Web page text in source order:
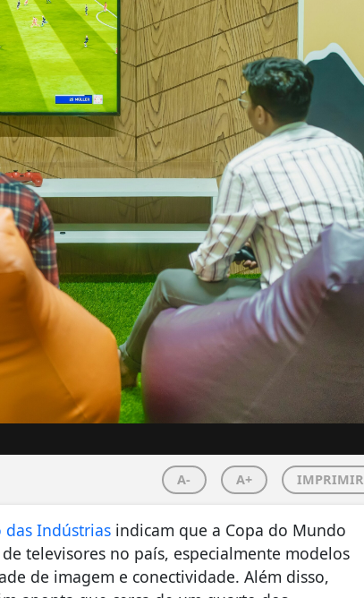
A- A+ IMPRIMIR
das Indústrias indicam que a Copa do Mundo
televisores no país, especialmente modelos
de imagem e conectividade. Além disso,